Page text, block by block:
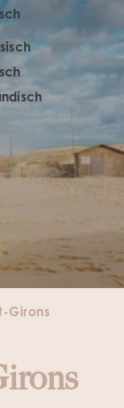
Girons